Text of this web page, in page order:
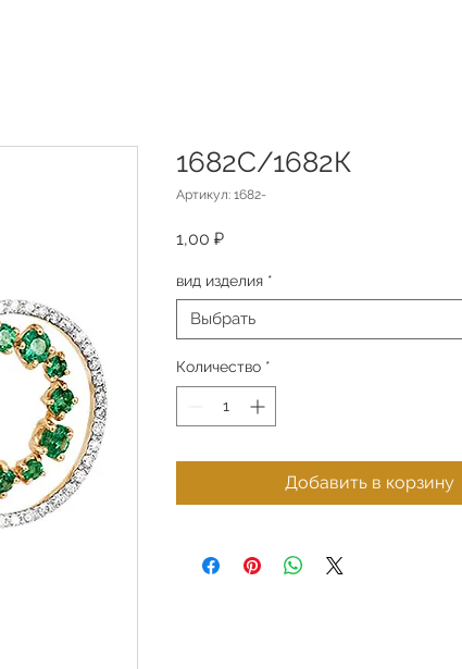
1682С/1682К
Артикул: 1682-
1,00 ₽Цена
вид изделия *
Выбрать
Количество *
Добавить в корзину